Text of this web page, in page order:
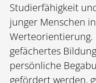
Studierfähigkeit
junger Menschen
gefächertes
persönliche
gefördert werden,